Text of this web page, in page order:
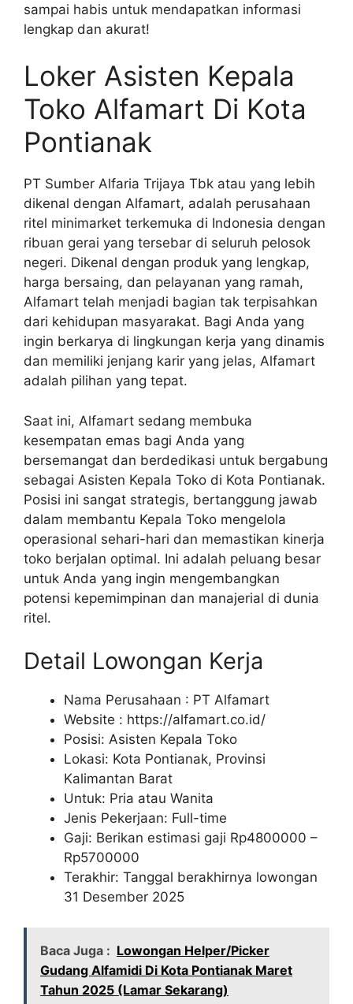
sampai habis untuk mendapatkan informasi
lengkap dan akurat!
Loker Asisten Kepala
Toko Alfamart Di Kota
Pontianak
PT Sumber Alfaria Trijaya Tbk atau yang lebih
dikenal dengan Alfamart, adalah perusahaan
ritel minimarket terkemuka di Indonesia dengan
ribuan gerai yang tersebar di seluruh pelosok
negeri. Dikenal dengan produk yang lengkap,
harga bersaing, dan pelayanan yang ramah,
Alfamart telah menjadi bagian tak terpisahkan
dari kehidupan masyarakat. Bagi Anda yang
ingin berkarya di lingkungan kerja yang dinamis
dan memiliki jenjang karir yang jelas, Alfamart
adalah pilihan yang tepat.
Saat ini, Alfamart sedang membuka
kesempatan emas bagi Anda yang
bersemangat dan berdedikasi untuk bergabung
sebagai Asisten Kepala Toko di Kota Pontianak.
Posisi ini sangat strategis, bertanggung jawab
dalam membantu Kepala Toko mengelola
operasional sehari-hari dan memastikan kinerja
toko berjalan optimal. Ini adalah peluang besar
untuk Anda yang ingin mengembangkan
potensi kepemimpinan dan manajerial di dunia
ritel.
Detail Lowongan Kerja
Nama Perusahaan : PT Alfamart
Website : https://alfamart.co.id/
Posisi: Asisten Kepala Toko
Lokasi: Kota Pontianak, Provinsi
Kalimantan Barat
Untuk: Pria atau Wanita
Jenis Pekerjaan: Full-time
Gaji: Berikan estimasi gaji Rp4800000 –
Rp5700000
Terakhir: Tanggal berakhirnya lowongan
31 Desember 2025
Baca Juga : Lowongan Helper/Picker
Gudang Alfamidi Di Kota Pontianak Maret
Tahun 2025 (Lamar Sekarang)